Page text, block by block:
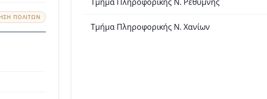
ΠΟΛΙΤΏΝ
Τμήμα Πληροφορικής Ν. Χανίων